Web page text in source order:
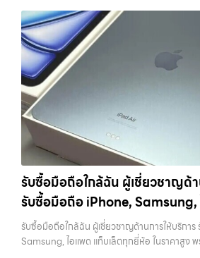
ทันที โดยเน้นบริการในพื้นที่ ลาดพร้าว, รัชดา, บา
วัชรพล, รามอินทรา, รวมถึง บางนา, บางพลี, เก
วังหินไม่ว่าคุณจะต้องการ รับซื้อโทรศัพท์, รับซื้อ
ซื้อแท็บเล็ต, หรือบริการอื่นๆ เกี่ยวกับสินค้าไอที ก
บริการครบวงจร บริการของเรา เราให้บริการแบบ
ต้องการขายอุปกรณ์ไอที ไม่ว่าจะเป็น:…
รวดเร็วที่สุด ที่ “รับซื้อขายมือถือ.com” เราเข้าใ
แค่เครื่องใช้ไฟฟ้า แต่เป็นทรัพย์สินที่มีมูลค่า คุณอ
ต้องการเงินด่วน เราจึงมอบบริการประเมินสภาพ
ความยุ่งยากทั้งหลาย โดยเน้น โปร่งใส มั่นใจได้ แ
ซื้อขายสำเร็จ บริการของเราครอบคลุมทั้ง iPhone
Samsung ทุกรุ่น, iPad และแท็บเล็ตทุกแบรนด์ เร
ใช้งานแล้ว ตกแต่งแล้ว หรือมีรอยบ้าง เพราะมูลค่า
ยี่ห้อ แต่ขึ้นอยู่กับสภาพจริง ความครบชุด และควา
คุณ เราจึงตั้งใจให้บริการในเขต ลาดพร้าว, รัชดา,
บางแค, วัชรพล, รามอินทรา, บางนา, บางพลี, เกษ
วังหิน อย่างเต็มที่ ไม่ว่าคุณจะค้นหาคำว่า “รับซื้อมื
โทรศัพท์มือสองกรุงเทพ”, “ขาย iPad ได้ราคา”, “
ถึงที่”, หรือ “รับซื้อ Samsung มือสอง ราคาสูง”
บริการของเรามุ่งตรงให้คุณได้รับราคาและความ
เลือกเราแล้วคุณจะได้บริการที่คุณไว้วางใจ พร้อม
ความสะดวก นัดรับถึงที่ ตรวจสภาพอย่างมืออาชี
ทั้งหมดนี้เพื่อให้การขายอุปกรณ์ของคุณเป็นเรื่องง่
วัชรพล รามอินทรา รับซื้อมือถือแจ้งวัฒนะ — รั
แท็บเล็ต ที่ให้ราคาเป็นธรรมและบริการรวดเร็ว บ
และพื้นที่ใกล้เคียง รับซื้อมือถือแจ้งวัฒนะ รับซื้อ
ที่ให้ราคาเป็นธรรมและบริการรวดเร็ว บริการครอ
ใกล้เคียง รับซื้อ iPhone… รับซื้อมือถือแจ้งวัฒนะ
ให้ราคาสูง พร้อมจ่ายเงินทันที ประสบการณ์เหนือ
โฟน, รับซื้อไอแพด, รับซื้อมือถือ ยินดีต้อนรับสู่ “รั
เว็บไซต์ที่คุณไว้วางใจได้ สำหรับบริการ รับซื้อ มือ
iPad, แท็บเล็ต ทุกยี่ห้อ ให้ราคาสูง พร้อมจ่ายเงิน
ลาดพร้าว, รัชดา, บางรัก, แจ้งวัฒนะ, บางแค, วัชร
กรุงเทพฯ ใกล้ “ใกล้ ฉัน” ที่สุด ในยุคที่สมาร์ทโฟน
ใหม่ๆ เปลี่ยนรุ่นกันแทบทุกช่วงเวลา อุปกรณ์ที่คุณ
ที่ไม่ได้ใช้งานอยู่เฉยๆ เว็บไซต์ของเราจึงเกิดขึ้นเ
สามารถเปลี่ยนอุปกรณ์ที่ไม่ใช้แล้วให้กลายเป็นเงิ
ซื้อไอโฟน, รับซื้อไอแพด, รับซื้อมือถือ, รับซื้อโทร
แท็บเล็ต, รับซื้อสินค้าไอทีกรุงเทพมหานคร อย่างค
โซนเมืองหรือเขตชานเมือง เรามีทีมงานพร้อมให้
รับซื้อมือถือใกล้ฉัน ผู้เชี่ยวชาญด้า
รับซื้อมือถือ iPhone, Samsung,
ทุกยี่ห้อ ในราคาสูง พร้อมจ่ายเงิ
รับซื้อมือถือใกล้ฉัน ผู้เชี่ยวชาญด้านการให้บริกา
Samsung, ไอแพด แท็บเล็ตทุกยี่ห้อ ในราคาสูง